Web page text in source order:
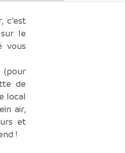
c’est
le
vous
de
local
air,
et
!